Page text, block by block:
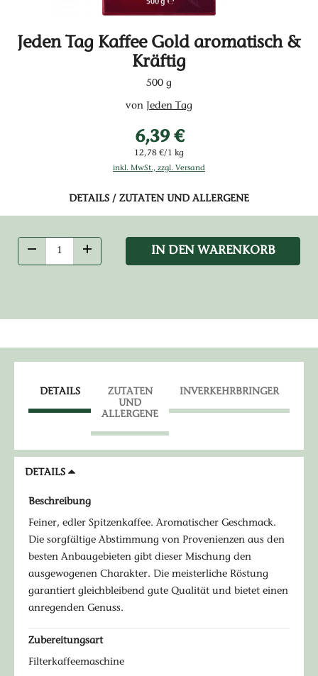
Jeden Tag Kaffee Gold aromatisch &
Kräftig
500 g
von Jeden Tag
6,39 €
12,78 €/1 kg
inkl. MwSt., zzgl. Versand
DETAILS / ZUTATEN UND ALLERGENE
ANZAHL VERRINGERNANZAHL ERHÖHEN
IN DEN WARENKORB
DETAILS
ZUTATEN
UND
ALLERGENE
INVERKEHRBRINGER
DETAILS
Beschreibung
Feiner, edler Spitzenkaffee. Aromatischer Geschmack.
Die sorgfältige Abstimmung von Provenienzen aus den
besten Anbaugebieten gibt dieser Mischung den
ausgewogenen Charakter. Die meisterliche Röstung
garantiert gleichbleibend gute Qualität und bietet einen
anregenden Genuss.
Zubereitungsart
Filterkaffeemaschine